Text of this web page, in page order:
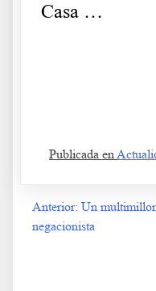
Casa …
Publicada en
Navegación
Anterior: Un
negacionista